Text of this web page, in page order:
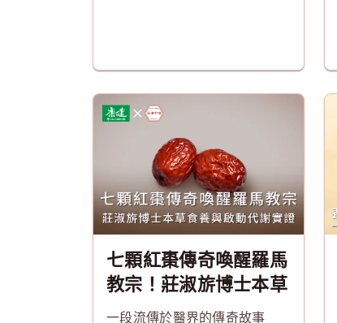
七顆紅棗傳奇喚醒羅馬
教宗！莊淑旂博士本草
食養與啟動代謝實證
一段流傳於醫界的傳奇故事